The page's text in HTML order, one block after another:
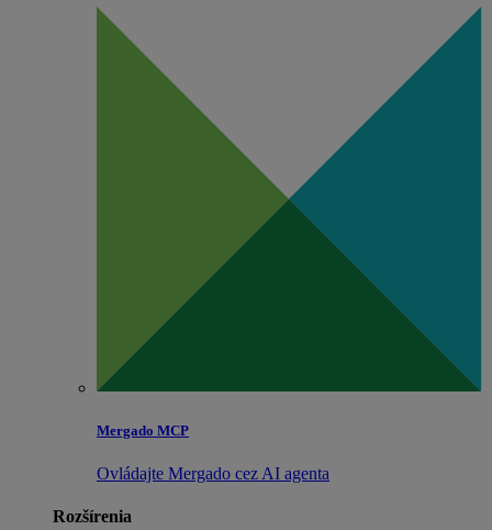
Mergado MCP
Ovládajte Mergado cez AI agenta
Rozšírenia